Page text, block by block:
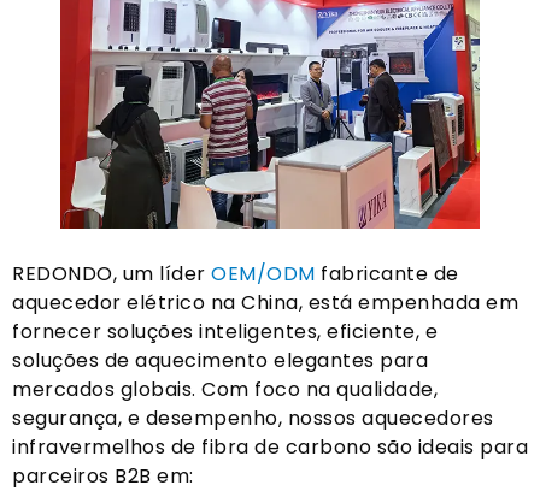
REDONDO, um líder OEM/ODM fabricante de
aquecedor elétrico na China, está empenhada em
fornecer soluções inteligentes, eficiente, e
soluções de aquecimento elegantes para
mercados globais. Com foco na qualidade,
segurança, e desempenho, nossos aquecedores
infravermelhos de fibra de carbono são ideais para
parceiros B2B em: